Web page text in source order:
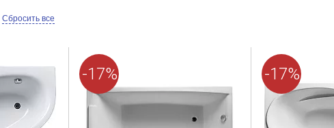
Сбросить все
-17% -17%